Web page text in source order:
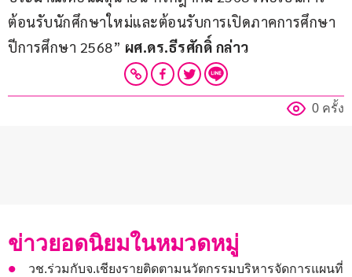
ต้อนรับนักศึกษาใหม่และต้อนรับการเปิดภาคการศึกษา
ปีการศึกษา 2568” ผศ.ดร.ธีรศักดิ์ กล่าว
0 ครั้ง
ข่าวยอดนิยมในหมวดหมู่
วช.ร่วมกับจ.เชียงรายติดตามนวัตกรรมบริหารจัดการแผนที่